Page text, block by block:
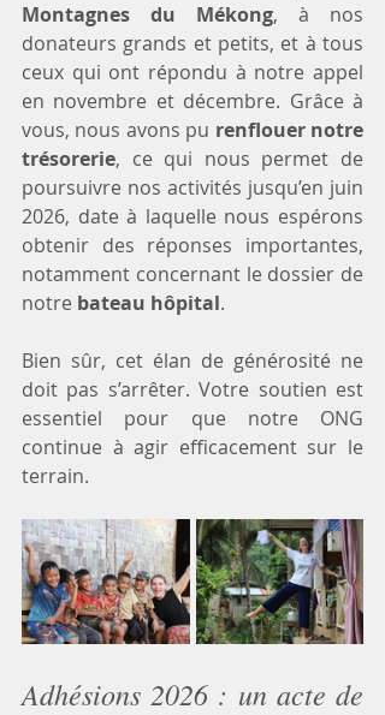
Montagnes du Mékong, à nos
donateurs grands et petits, et à tous
ceux qui ont répondu à notre appel
en novembre et décembre. Grâce à
vous, nous avons pu renflouer notre
trésorerie, ce qui nous permet de
poursuivre nos activités jusqu’en juin
2026, date à laquelle nous espérons
obtenir des réponses importantes,
notamment concernant le dossier de
notre bateau hôpital.
Bien sûr, cet élan de générosité ne
doit pas s’arrêter. Votre soutien est
essentiel pour que notre ONG
continue à agir efficacement sur le
terrain.
Adhésions 2026 : un acte de